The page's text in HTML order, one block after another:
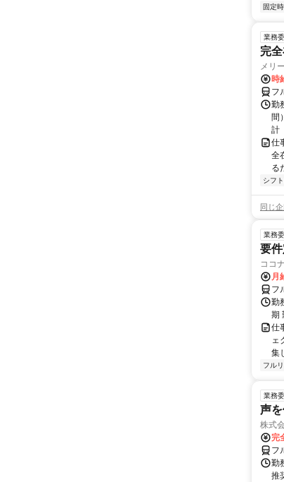
固定
業務
完
メリ
時
フ
勤
間
計
仕
全
る
シフ
同じ
業務
要
ココ
月
フ
勤
期
仕
ェ
集
フル
業務
声
株式
完
フ
勤
推